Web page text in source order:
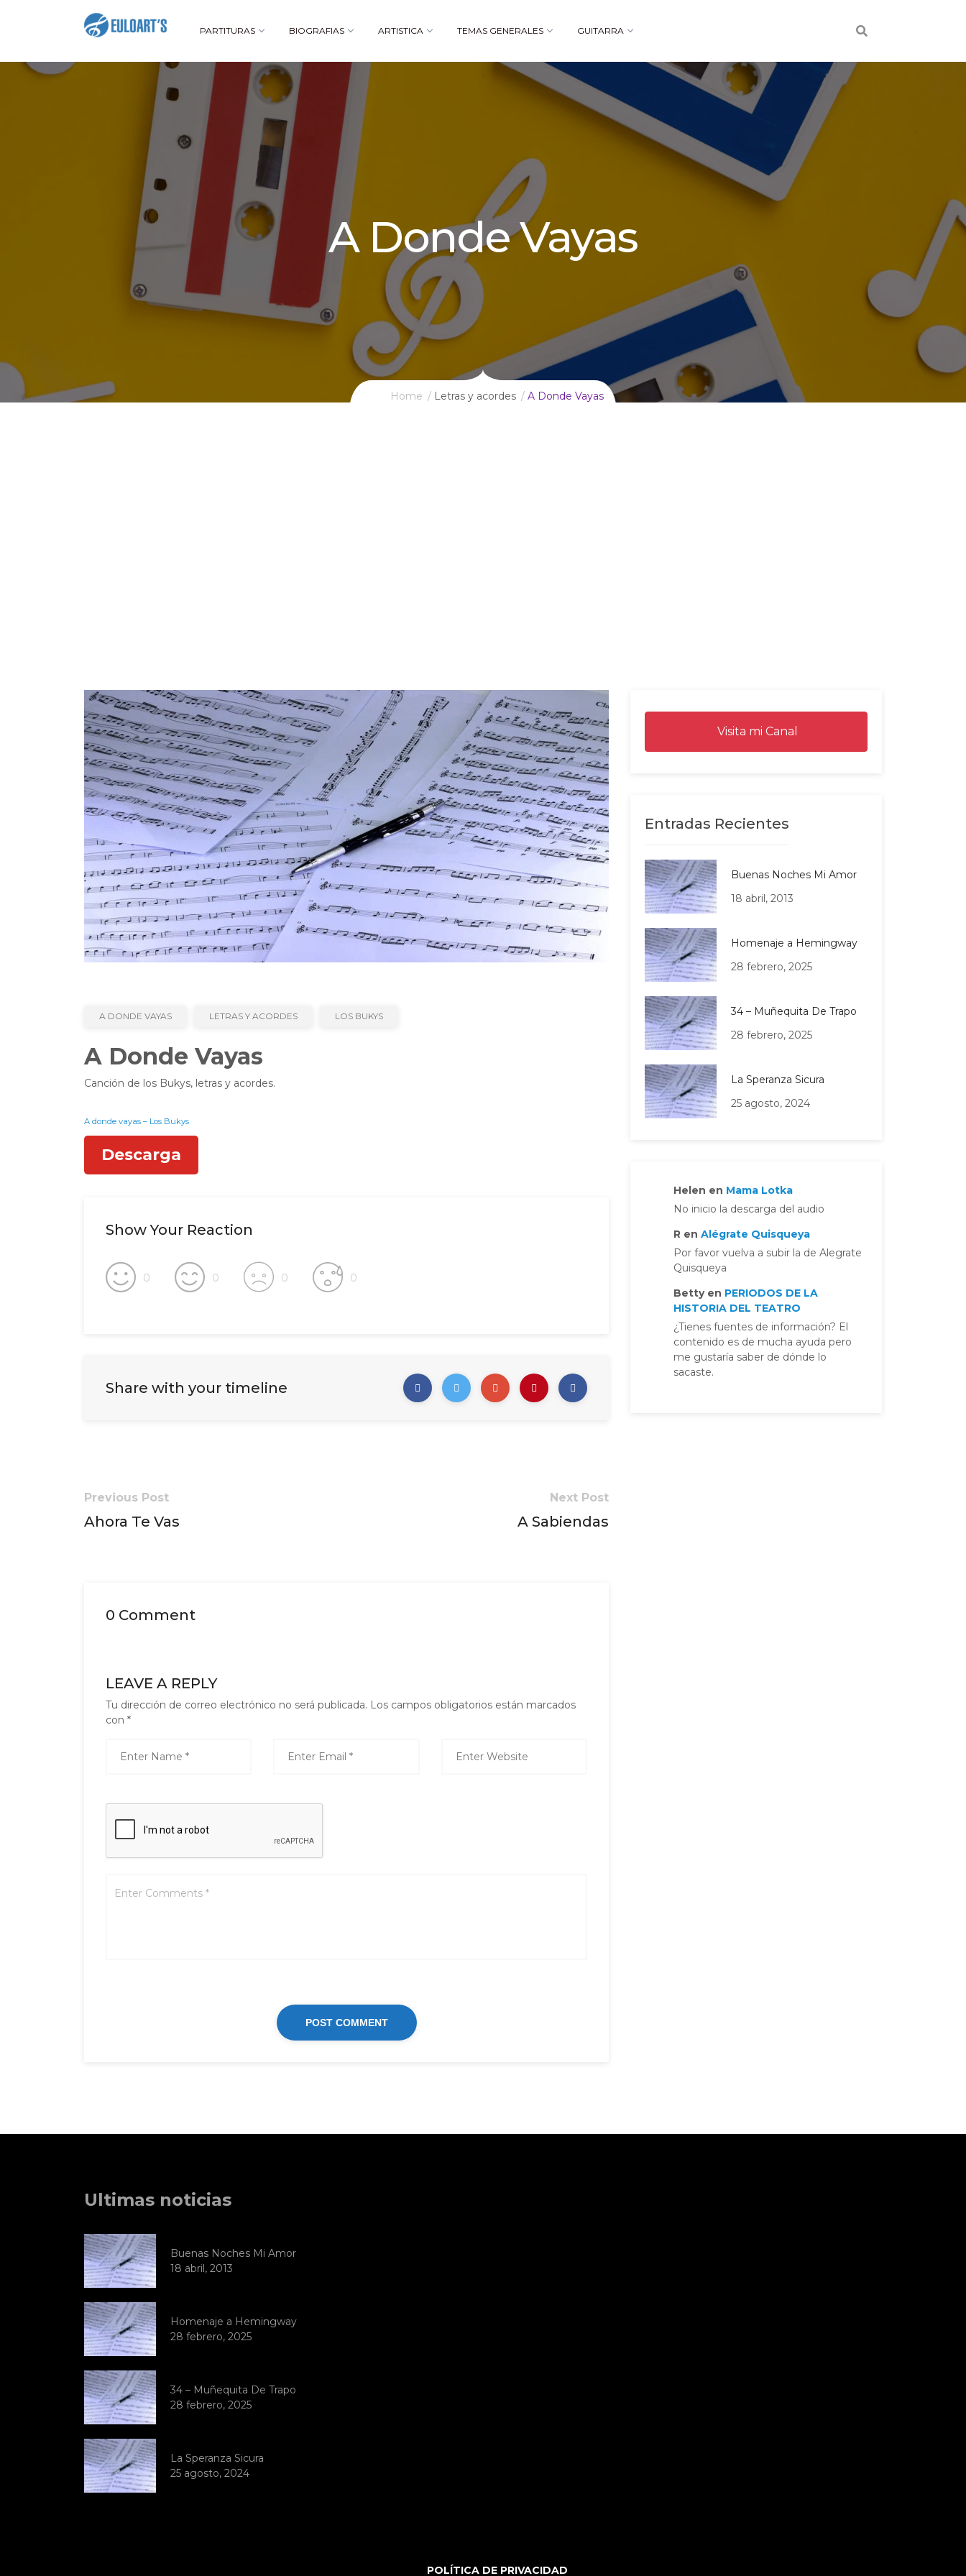
PARTITURAS BIOGRAFIAS ARTISTICA TEMAS GENERALES GUITARRA
A Donde Vayas
Home Letras y acordes A Donde Vayas
A DONDE VAYAS LETRAS Y ACORDES LOS BUKYS
A Donde Vayas
Canción de los Bukys, letras y acordes.
A donde vayas – Los Bukys
Descarga
Show Your Reaction
0 0 0 0
Share with your timeline
Previous Post
Ahora Te Vas
Next Post
A Sabiendas
0 Comment
LEAVE A REPLY
Tu dirección de correo electrónico no será publicada. Los campos obligatorios están marcados
con *
Visita mi Canal
Entradas Recientes
Buenas Noches Mi Amor
18 abril, 2013
Homenaje a Hemingway
28 febrero, 2025
34 – Muñequita De Trapo
28 febrero, 2025
La Speranza Sicura
25 agosto, 2024
Helen en Mama Lotka
No inicio la descarga del audio
R en Alégrate Quisqueya
Por favor vuelva a subir la de Alegrate
Quisqueya
Bettyen PERIODOS DE LA
HISTORIA DEL TEATRO
¿Tienes fuentes de información? El
contenido es de mucha ayuda pero
me gustaría saber de dónde lo
sacaste.
Ultimas noticias
Buenas Noches Mi Amor
18 abril, 2013
Homenaje a Hemingway
28 febrero, 2025
34 – Muñequita De Trapo
28 febrero, 2025
La Speranza Sicura
25 agosto, 2024
POLÍTICA DE PRIVACIDAD